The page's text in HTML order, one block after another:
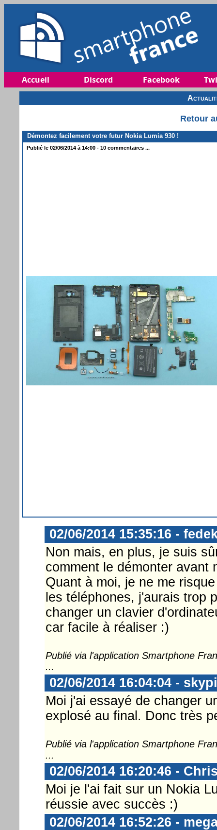
Accueil Discord Facebook
Retour
Démontez facilement votre futur Nokia Lumia 930 !
Publié le 02/06/2014 à 14:00 - 10 commentaires ...
02/06/2014 15:35:16 -
Non mais, en plus, je suis
comment le démonter avant
Quant à moi, je ne me
les téléphones, j'aurais trop
changer un clavier
car facile à réaliser :)
Publié via l'application Smartphone
...
02/06/2014 16:04:04 -
Moi j'ai essayé de changer
explosé au final. Donc très
Publié via l'application Smartphone
...
02/06/2014 16:20:46 -
Moi je l'ai fait sur un Nokia
réussie avec succès :)
02/06/2014 16:52:26 -